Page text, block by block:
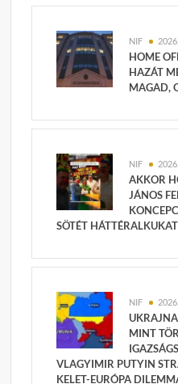
NIF
HOME
HAZÁT
MAGAD,
NIF
AKKOR
JÁNOS
SÖTÉT HÁTTÉRALKUKAT
NIF
MINT
VLAGYIMIR PUTYIN
KELET-EURÓPA